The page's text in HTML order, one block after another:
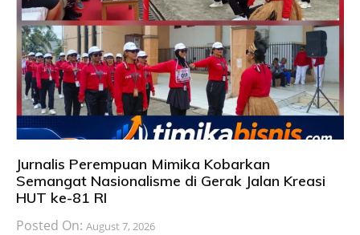
Jurnalis Perempuan Mimika Kobarkan
Semangat Nasionalisme di Gerak Jalan Kreasi
HUT ke-81 RI
Posted On: August 7, 2026